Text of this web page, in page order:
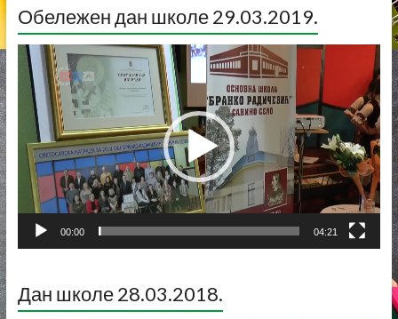
Обележен дан школе 29.03.2019.
Прегледач
видео
записа
00:00 04:21
Дан школе 28.03.2018.